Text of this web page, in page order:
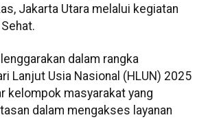
Jakarta Utara melalui kegiatan
dalam rangka
Lanjut Usia Nasional (HLUN) 2025
kelompok masyarakat yang
dalam mengakses layanan